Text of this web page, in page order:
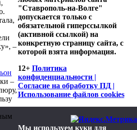
–
–
"Ставрополь-на-Волге"
допускается только с
обязательной гиперссылкой
(активной ссылкой) на
конкретную страницу сайта, с
которой взята информация.
12+ Политика
конфиденциальности |
Согласие на обработку ПД |
Использование файлов cookies
Мы используем куки для